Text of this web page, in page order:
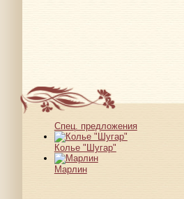
Спец. предложения
Колье "Шугар"
Марлин